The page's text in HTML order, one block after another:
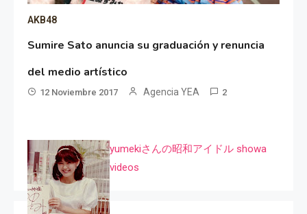
AKB48
Sumire Sato anuncia su graduación y renuncia
del medio artístico
12 Noviembre 2017 Agencia YEA 2
yumekiさんの昭和アイドル showa
videos